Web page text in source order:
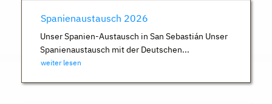
Spanienaustausch 2026
Unser Spanien-Austausch in San Sebastián Unser
Spanienaustausch mit der Deutschen...
weiter lesen